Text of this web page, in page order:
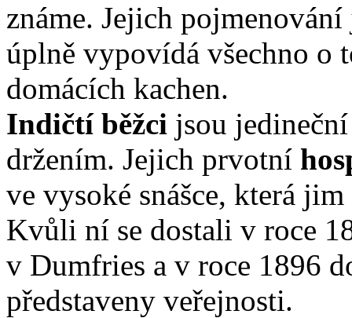
známe. Jejich
úplně vypovídá všechno o
domácích kachen.
Indičtí běžci jsou
držením. Jejich prvotní
ve vysoké snášce, která
Kvůli ní se dostali v roce
v Dumfries a v roce 1896
představeny veřejnosti.